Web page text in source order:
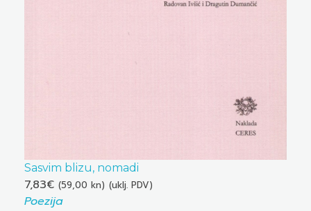
Sasvim blizu, nomadi
7,83€ (59,00 kn) (uklj. PDV)
Poezija